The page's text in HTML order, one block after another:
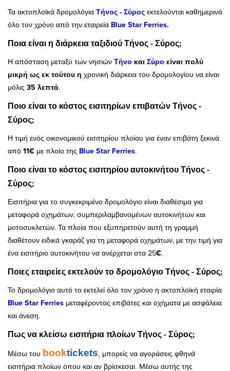
Τα ακτοπλοϊκά δρομολόγια Τήνος - Σύρος εκτελούνται καθημερινά
όλο τον χρόνο από την εταιρεία Blue Star Ferries.
Ποια είναι η διάρκεια ταξιδιού Τήνος - Σύρος;
Η απόσταση μεταξύ των νησιών Τήνο και Σύρο είναι πολύ
μικρή ως εκ τούτου η χρονική διάρκεια του δρομολογίου να είναι
μόλις 35 λεπτά.
Ποιο είναι το κόστος εισιτηρίων επιβατών Τήνος -
Σύρος;
Η τιμή ενός οικονομικού εισιτηρίου πλοίου για έναν επιβάτη ξεκινά
από 11€ με πλοίο της Blue Star Ferries.
Ποιο είναι το κόστος εισιτηρίου αυτοκινήτου Τήνος -
Σύρος;
Εισιτήρια για το συγκεκριμένο δρομολόγιο είναι διαθέσιμα για
μεταφορά οχημάτων, συμπεριλαμβανομένων αυτοκινήτων και
μοτοσυκλετών. Τα πλοία που εξυπηρετούν αυτή τη γραμμή
διαθέτουν ειδικά γκαράζ για τη μεταφορά οχημάτων, με την τιμή για
ένα εισιτήριο αυτοκινήτου να ανέρχεται στα 25€.
Ποιες εταιρείες εκτελούν το δρομολόγιο Τήνος - Σύρος;
Το δρομολόγιο αυτό το εκτελεί όλο τον χρόνο η ακτοπλοϊκή εταιρία
Blue Star Ferries μεταφέροντας επιβάτες και οχήματα με ασφάλεια
και άνεση.
Πως να κλείσω εισιτήρια πλοίων Τήνος - Σύρος;
Μέσω του booktickets , μπορείς να αγοράσεις φθηνά
εισιτήρια πλοίων όπου και αν βρίσκεσαι. Μέσω αυτής της